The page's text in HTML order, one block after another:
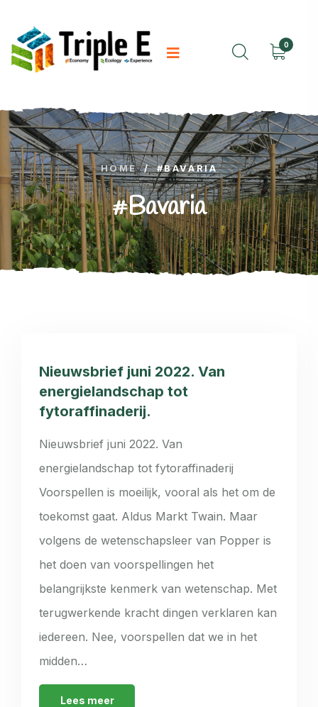
0
HOME / #BAVARIA
#Bavaria
Nieuwsbrief juni 2022. Van
energielandschap tot
fytoraffinaderij.
Nieuwsbrief juni 2022. Van
energielandschap tot fytoraffinaderij
Voorspellen is moeilijk, vooral als het om de
toekomst gaat. Aldus Markt Twain. Maar
volgens de wetenschapsleer van Popper is
het doen van voorspellingen het
belangrijkste kenmerk van wetenschap. Met
terugwerkende kracht dingen verklaren kan
iedereen. Nee, voorspellen dat we in het
midden…
Lees meer